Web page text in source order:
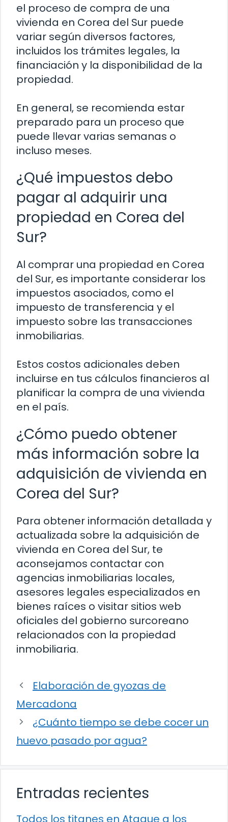
el proceso de compra de una
vivienda en Corea del Sur puede
variar según diversos factores,
incluidos los trámites legales, la
financiación y la disponibilidad de la
propiedad.
En general, se recomienda estar
preparado para un proceso que
puede llevar varias semanas o
incluso meses.
¿Qué impuestos debo
pagar al adquirir una
propiedad en Corea del
Sur?
Al comprar una propiedad en Corea
del Sur, es importante considerar los
impuestos asociados, como el
impuesto de transferencia y el
impuesto sobre las transacciones
inmobiliarias.
Estos costos adicionales deben
incluirse en tus cálculos financieros al
planificar la compra de una vivienda
en el país.
¿Cómo puedo obtener
más información sobre la
adquisición de vivienda en
Corea del Sur?
Para obtener información detallada y
actualizada sobre la adquisición de
vivienda en Corea del Sur, te
aconsejamos contactar con
agencias inmobiliarias locales,
asesores legales especializados en
bienes raíces o visitar sitios web
oficiales del gobierno surcoreano
relacionados con la propiedad
inmobiliaria.
Elaboración de gyozas de
Mercadona
¿Cuánto tiempo se debe cocer un
huevo pasado por agua?
Entradas recientes
Todos los titanes en Ataque a los